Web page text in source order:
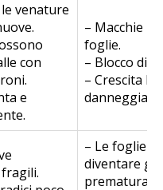
venature
con
e
– Macchie
foglie.
– Blocco di
– Crescita
danneggiate.
– Le foglie
diventare